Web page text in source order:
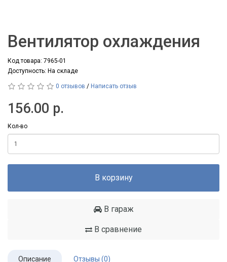
Вентилятор охлаждения
Код товара: 7965-01
Доступность: На складе
0 отзывов / Написать отзыв
156.00 р.
Кол-во
В корзину
В гараж
В сравнение
Описание Отзывы (0)